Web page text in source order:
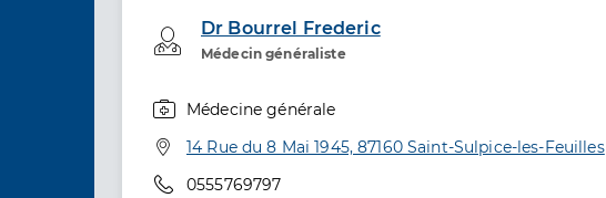
Dr Bourrel Frederic
Médecin généraliste
Professionel de santé
Médecine générale
Adresse
14 Rue du 8 Mai 1945, 87160 Saint-Sulpice-les-Feuilles
Téléphone
0555769797